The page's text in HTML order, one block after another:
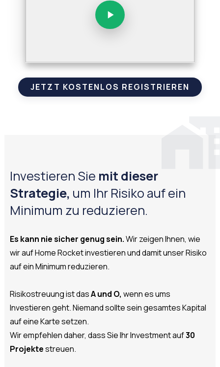
JETZT KOSTENLOS REGISTRIEREN
Investieren Sie mit dieser
Strategie, um Ihr Risiko auf ein
Minimum zu reduzieren.
Es kann nie sicher genug sein.Wir zeigen Ihnen, wie
wir auf Home Rocket investieren und damit unser Risiko
auf ein Minimum reduzieren.
Risikostreuung ist dasA und O, wenn es ums
Investieren geht. Niemand sollte sein gesamtes Kapital
auf eine Karte setzen.
Wir empfehlen daher, dass Sie Ihr Investment auf30
Projektestreuen.